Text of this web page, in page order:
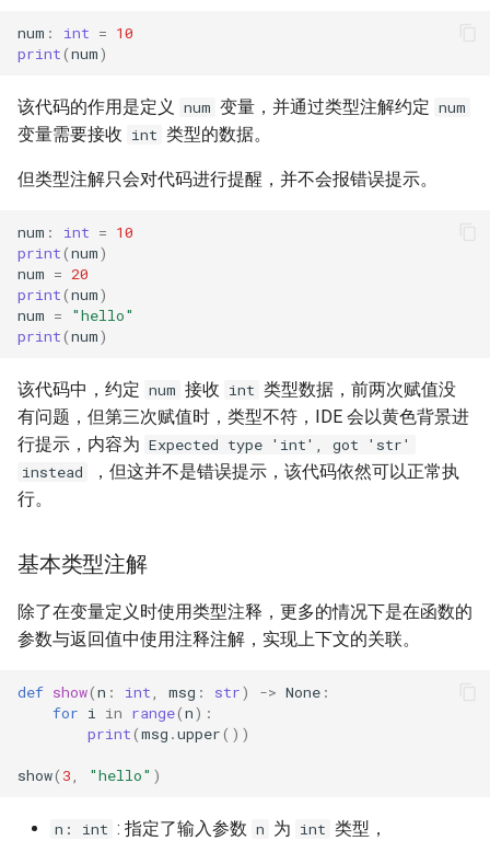
num : int = 10
print(num)
该代码的作用是定义 num 变量，并通过类型注解约定 num
变量需要接收 int 类型的数据。
但类型注解只会对代码进行提醒，并不会报错误提示。
num : int = 10
print(num)
num = 20
print(num)
num =
"hello"
print(num)
该代码中，约定 num 接收 int 类型数据，前两次赋值没
有问题，但第三次赋值时，类型不符，IDE 会以黄色背景进
行提示，内容为 Expected type 'int', got 'str'
instead
，但这并不是错误提示，该代码依然可以正常执
行。
基本类型注解
除了在变量定义时使用类型注释，更多的情况下是在函数的
参数与返回值中使用注释注解，实现上下文的关联。
def show(n : int msg : str) -> None :
for i in range(n):
print(msg .upper())
show( 3 "hello" )
n: int : 指定了输入参数 n 为 int 类型，